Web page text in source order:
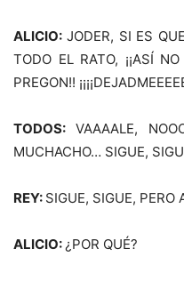
ALICIO: JODER, SI ES
TODO EL RATO, ¡¡ASÍ
PREGON!!
TODOS: VAAAALE,
MUCHACHO… SIGUE,
REY: SIGUE, SIGUE, PERO
ALICIO:¿POR QUÉ?